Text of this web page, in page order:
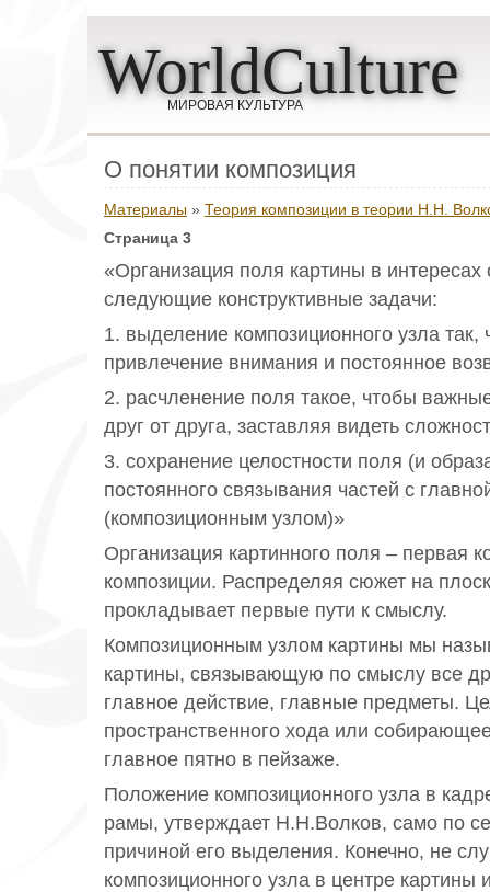
WorldCulture
МИРОВАЯ КУЛЬТУРА
О понятии композиция
Материалы » Теория композиции в теории Н.Н.
Страница 3
«Организация поля картины в интересах
следующие конструктивные задачи:
1. выделение композиционного узла так,
привлечение внимания и постоянное
2. расчленение поля такое, чтобы
друг от друга, заставляя видеть
3. сохранение целостности поля (и
постоянного связывания частей с
(композиционным узлом)»
Организация картинного поля – первая
композиции. Распределяя сюжет на
прокладывает первые пути к смыслу.
Композиционным узлом картины мы
картины, связывающую по смыслу все
главное действие, главные предметы.
пространственного хода или
главное пятно в пейзаже.
Положение композиционного узла в
рамы, утверждает Н.Н.Волков, само по
причиной его выделения. Конечно, не
композиционного узла в центре картины